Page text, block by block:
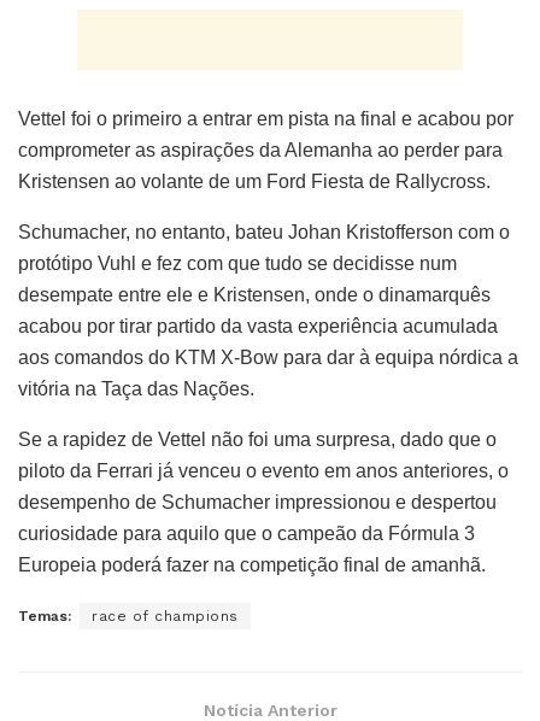
Vettel foi o primeiro a entrar em pista na final e acabou por
comprometer as aspirações da Alemanha ao perder para
Kristensen ao volante de um Ford Fiesta de Rallycross.
Schumacher, no entanto, bateu Johan Kristofferson com o
protótipo Vuhl e fez com que tudo se decidisse num
desempate entre ele e Kristensen, onde o dinamarquês
acabou por tirar partido da vasta experiência acumulada
aos comandos do KTM X-Bow para dar à equipa nórdica a
vitória na Taça das Nações.
Se a rapidez de Vettel não foi uma surpresa, dado que o
piloto da Ferrari já venceu o evento em anos anteriores, o
desempenho de Schumacher impressionou e despertou
curiosidade para aquilo que o campeão da Fórmula 3
Europeia poderá fazer na competição final de amanhã.
Temas: race of champions
Notícia Anterior